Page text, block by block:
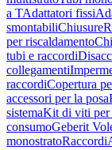
a TAdattatori fissi
smontabiliChiusure
per riscaldamento
tubi e raccordi
collegamenti
raccordiCopertura
accessori per la posa
sistemaKit di viti per
consumoGeberit
monostratoRaccordi